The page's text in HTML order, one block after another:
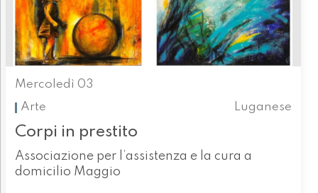
Mercoledì 03
Arte
Luganese
Corpi in prestito
Associazione per l’assistenza e la cura a
domicilio Maggio